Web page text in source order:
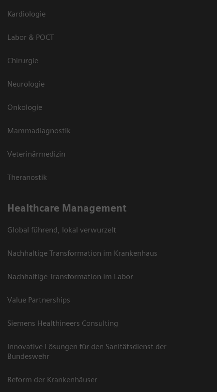
Kardiologie
Labor & POCT
Chirurgie
Neurologie
Onkologie
Mammadiagnostik
Veterinärmedizin
Theranostik
Healthcare Management
Global führend, lokal verwurzelt
Nachhaltige Transformation im Krankenhaus
Nachhaltige Transformation im Labor
Value Partnerships
Siemens Healthineers Consulting
Innovative Lösungen für den Sanitätsdienst der
Bundeswehr
Reform der Krankenhäuser